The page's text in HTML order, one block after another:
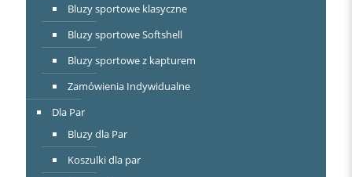
Bluzy sportowe klasyczne
Bluzy sportowe Softshell
Bluzy sportowe z kapturem
Zamówienia Indywidualne
Dla Par
Bluzy dla Par
Koszulki dla par